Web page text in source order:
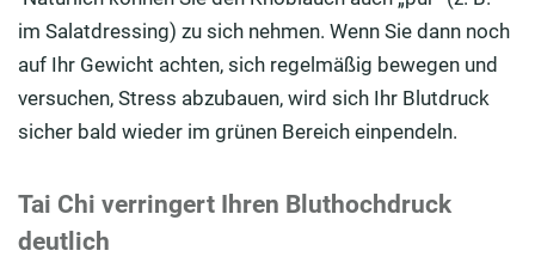
im Salatdressing) zu sich nehmen. Wenn Sie dann noch
auf Ihr Gewicht achten, sich regelmäßig bewegen und
versuchen, Stress abzubauen, wird sich Ihr Blutdruck
sicher bald wieder im grünen Bereich einpendeln.
Tai Chi verringert Ihren Bluthochdruck
deutlich